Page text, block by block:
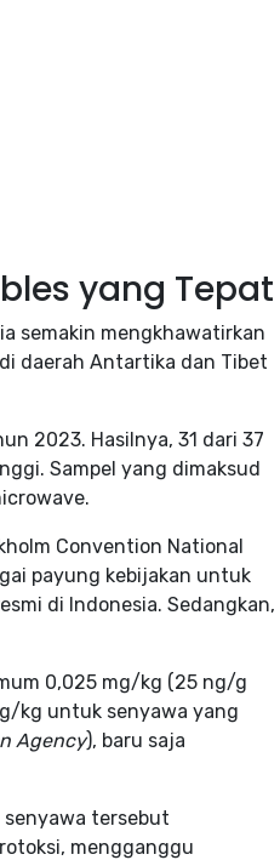
yang Tepat
semakin mengkhawatirkan
di daerah Antartika dan Tibet
2023. Hasilnya, 31 dari 37
Sampel yang dimaksud
Convention National
payung kebijakan untuk
di Indonesia. Sedangkan,
0,025 mg/kg (25 ng/g
kg untuk senyawa yang
Agency), baru saja
senyawa tersebut
mengganggu